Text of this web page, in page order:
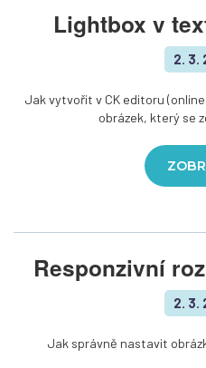
Lightbox v
2. 3.
Jak vytvořit v CK editoru
obrázek, který se
Responzivní
2. 3.
Jak správně nastavit